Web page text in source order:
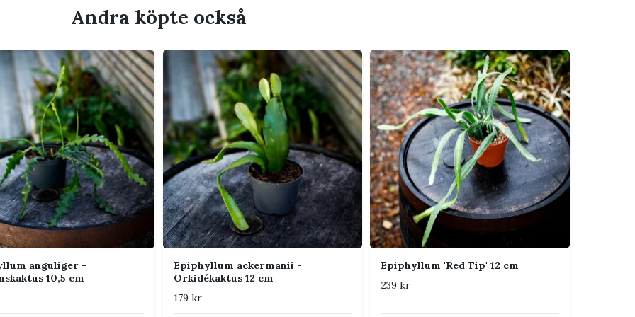
och förändras när växten mognar.
Mild morgon- eller kvällssol går bra.
har torkat lätt. Jorden får inte vara
ska inte torka lika länge som för en
kaktusjord med perlite och gärna
Skydda från kalla drag och temperaturer
högre luftfuktighet. God luftcirkulation är
Andra köpte också
anguliger -
10,5 cm
Epiphyllum ackermanii -
Orkidékaktus 12 cm
179 kr
Epiphyllum 'Red Tip' 12 cm
239 kr